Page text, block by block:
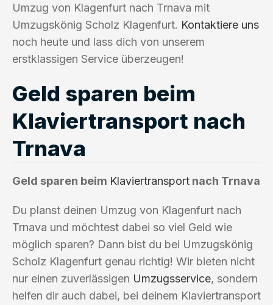
Umzug von Klagenfurt nach Trnava mit
Umzugskönig Scholz Klagenfurt. Kontaktiere uns
noch heute und lass dich von unserem
erstklassigen Service überzeugen!
Geld sparen beim
Klaviertransport nach
Trnava
Geld sparen beim Klaviertransport nach Trnava
Du planst deinen Umzug von Klagenfurt nach
Trnava und möchtest dabei so viel Geld wie
möglich sparen? Dann bist du bei Umzugskönig
Scholz Klagenfurt genau richtig! Wir bieten nicht
nur einen zuverlässigen Umzugsservice, sondern
helfen dir auch dabei, bei deinem Klaviertransport